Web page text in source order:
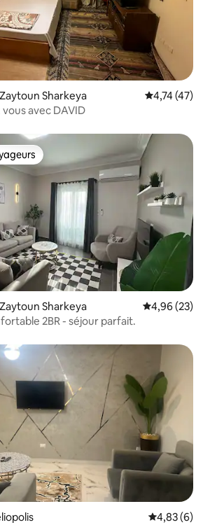
Sharkeya Note
4,74 (47)
avec DAVID
Sharkeya Note
4,96 (23)
2BR - séjour parfait.
Note
4,83 (6)